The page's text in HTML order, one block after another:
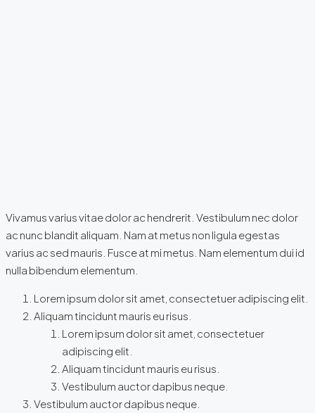
Vivamus varius vitae dolor ac hendrerit. Vestibulum nec dolor
ac nunc blandit aliquam. Nam at metus non ligula egestas
varius ac sed mauris. Fusce at mi metus. Nam elementum dui id
nulla bibendum elementum.
Lorem ipsum dolor sit amet, consectetuer adipiscing elit.
Aliquam tincidunt mauris eu risus.
Lorem ipsum dolor sit amet, consectetuer
adipiscing elit.
Aliquam tincidunt mauris eu risus.
Vestibulum auctor dapibus neque.
Vestibulum auctor dapibus neque.